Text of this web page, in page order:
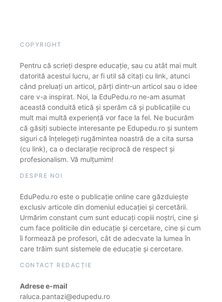
COPYRIGHT
Pentru că scrieți despre educație, sau cu atât mai mult
datorită acestui lucru, ar fi util să citați cu link, atunci
când preluați un articol, părți dintr-un articol sau o idee
care v-a inspirat. Noi, la EduPedu.ro ne-am asumat
această conduită etică și sperăm că și publicațiile cu
mult mai multă experiență vor face la fel. Ne bucurăm
că găsiți subiecte interesante pe Edupedu.ro și suntem
siguri că înțelegeți rugămintea noastră de a cita sursa
(cu link), ca o declarație reciprocă de respect și
profesionalism. Vă mulțumim!
DESPRE NOI
EduPedu.ro este o publicație online care găzduiește
exclusiv articole din domeniul educației și cercetării.
Urmărim constant cum sunt educați copiii noștri, cine și
cum face politicile din educație și cercetare, cine și cum
îi formează pe profesori, cât de adecvate la lumea în
care trăim sunt sistemele de educație și cercetare.
CONTACT REDACȚIE
Adrese e-mail
raluca.pantazi@edupedu.ro